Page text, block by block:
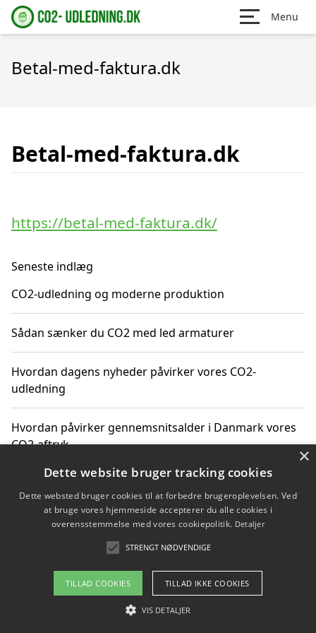
Menu
Betal-med-faktura.dk
Betal-med-faktura.dk
https://betal-med-faktura.dk/
Seneste indlæg
CO2-udledning og moderne produktion
Sådan sænker du CO2 med led armaturer
Hvordan dagens nyheder påvirker vores CO2-
udledning
Hvordan påvirker gennemsnitsalder i Danmark vores
CO2-aftryk
Hvordan nyheder om CO2-udledning påvirker vores
hverdag
Om / kontakt
Blog Betingelser
×
Dette website bruger tracking cookies
Dette websted bruger cookies til at forbedre brugeroplevelsen. Ved
at bruge vores hjemmeside accepterer du alle cookies i
overensstemmelse med vores cookiepolitik. Detaljer
STRENGT NØDVENDIGE
TILLAD COOKIES TILLAD IKKE COOKIES
VIS DETALJER